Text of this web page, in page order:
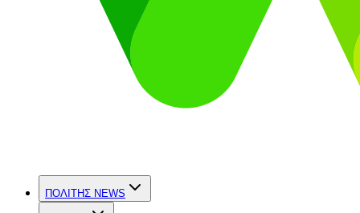
ΠΟΛΙΤΗΣ NEWS